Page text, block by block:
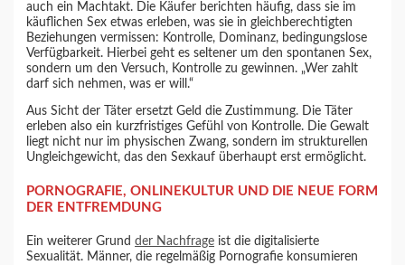
auch ein Machtakt. Die Käufer berichten häufig, dass sie im
käuflichen Sex etwas erleben, was sie in gleichberechtigten
Beziehungen vermissen: Kontrolle, Dominanz, bedingungslose
Verfügbarkeit. Hierbei geht es seltener um den spontanen Sex,
sondern um den Versuch, Kontrolle zu gewinnen. „Wer zahlt
darf sich nehmen, was er will.“
Aus Sicht der Täter ersetzt Geld die Zustimmung. Die Täter
erleben also ein kurzfristiges Gefühl von Kontrolle. Die Gewalt
liegt nicht nur im physischen Zwang, sondern im strukturellen
Ungleichgewicht, das den Sexkauf überhaupt erst ermöglicht.
PORNOGRAFIE, ONLINEKULTUR UND DIE NEUE FORM
DER ENTFREMDUNG
Ein weiterer Grundder Nachfrage ist die digitalisierte
Sexualität. Männer, die regelmäßig Pornografie konsumieren